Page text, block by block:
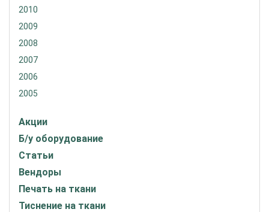
2010
2009
2008
2007
2006
2005
Акции
Б/у оборудование
Статьи
Вендоры
Печать на ткани
Тиснение на ткани